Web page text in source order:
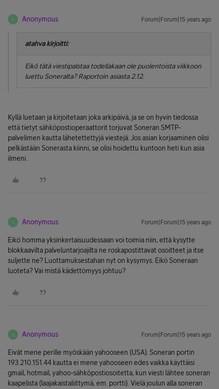
A Anonymous Forum|Forum|15 years ago
atahva kirjoitti:
Eikö tätä viestipalstaa todellakaan ole puolentoista viikkoon
luettu Soneralta? Raportoin asiasta 2.12.
Kyllä luetaan ja kirjoitetaan joka arkipäivä, ja se on hyvin tiedossa
että tietyt sähköpostioperaattorit torjuvat Soneran SMTP-
palvelimen kautta lähetettettyjä viestejä. Jos asian korjaaminen olisi
pelkästään Sonerasta kiinni, se olisi hoidettu kuntoon heti kun asia
ilmeni.
A Anonymous Forum|Forum|15 years ago
Eikö homma yksinkertaisuudessaan voi toimia niin, että kysytte
blokkaavilta palveluntarjoajilta ne roskapostittavat osoitteet ja itse
suljette ne? Luottamuksestahan nyt on kysymys. Eikö Soneraan
luoteta? Vai mistä kädettömyys johtuu?
A Anonymous Forum|Forum|15 years ago
Eivät mene perille myöskään yahooseen (USA). Soneran portin
193.210.151.44 kautta ei mene yahooseen edes vaikka käyttäisi
gmail, hotmail, yahoo-sähköpostiosoitetta, kun viesti lähtee soneran
kaapelista (laajakaistaliittymä, em. portti). Vielä joulun alla soneran